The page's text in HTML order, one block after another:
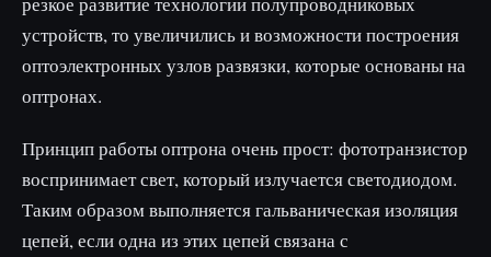
устройств, то увеличились и возможности построения
оптоэлектронных узлов развязки, которые основаны на
оптронах.
Принцип работы оптрона очень прост: фототранзистор
воспринимает свет, который излучается светодиодом.
Таким образом выполняется гальваническая изоляция
цепей, если одна из этих цепей связана с